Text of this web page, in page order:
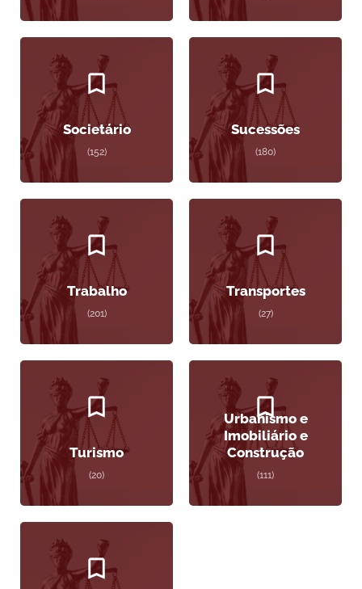
Societário
(152)
Sucessões
(180)
Trabalho
(201)
Transportes
(27)
Turismo
(20)
Urbanismo e
Imobiliário e
Construção
(111)